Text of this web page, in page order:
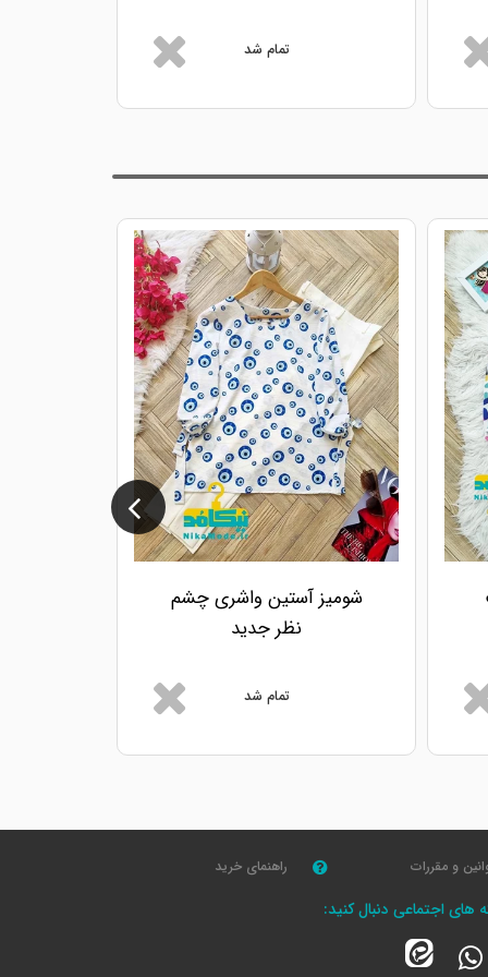
تمام شد
شومیز آستین واشری چشم
نظر جدید
تمام شد
و مقررات راهنمای خرید
های اجتماعی دنبال کنید: